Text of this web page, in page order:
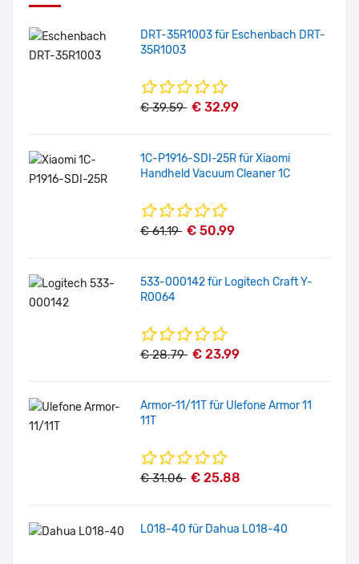
DRT-35R1003 für Eschenbach DRT-
35R1003
€ 39.59 € 32.99
1C-P1916-SDI-25R für Xiaomi
Handheld Vacuum Cleaner 1C
€ 61.19 € 50.99
533-000142 für Logitech Craft Y-
R0064
€ 28.79 € 23.99
Armor-11/11T für Ulefone Armor 11
11T
€ 31.06 € 25.88
L018-40 für Dahua L018-40